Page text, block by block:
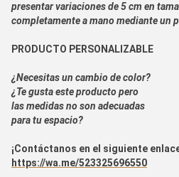
presentar variaciones de 5 cm en
completamente a mano mediante un
PRODUCTO PERSONALIZABLE
¿Necesitas un cambio de color?
¿Te gusta este producto pero
las medidas no son adecuadas
para tu espacio?
¡Contáctanos en el siguiente
https://wa.me/523325696550